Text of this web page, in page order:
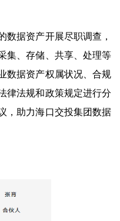
数据资产开展尽职调查，
集、存储、共享、处理等
数据资产权属状况、合规
律法规和政策规定进行分
，助力海口交投集团数据